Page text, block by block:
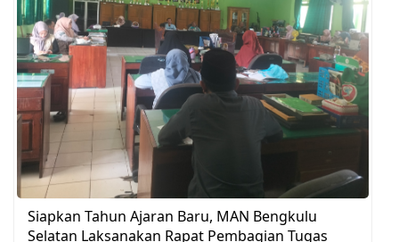
Siapkan Tahun Ajaran Baru, MAN Bengkulu
Selatan Laksanakan Rapat Pembagian Tugas